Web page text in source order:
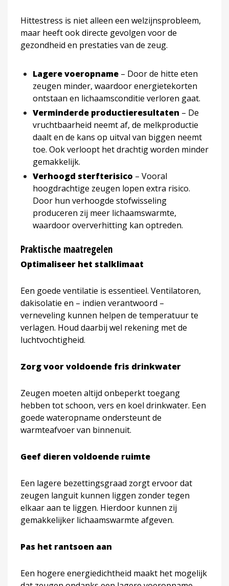
Hittestress is niet alleen een welzijnsprobleem,
maar heeft ook directe gevolgen voor de
gezondheid en prestaties van de zeug.
Lagere voeropname – Door de hitte eten
zeugen minder, waardoor energietekorten
ontstaan en lichaamsconditie verloren gaat.
Verminderde productieresultaten – De
vruchtbaarheid neemt af, de melkproductie
daalt en de kans op uitval van biggen neemt
toe. Ook verloopt het drachtig worden minder
gemakkelijk.
Verhoogd sterfterisico – Vooral
hoogdrachtige zeugen lopen extra risico.
Door hun verhoogde stofwisseling
produceren zij meer lichaamswarmte,
waardoor oververhitting kan optreden.
Praktische maatregelen
Optimaliseer het stalklimaat
Een goede ventilatie is essentieel. Ventilatoren,
dakisolatie en – indien verantwoord –
verneveling kunnen helpen de temperatuur te
verlagen. Houd daarbij wel rekening met de
luchtvochtigheid.
Zorg voor voldoende fris drinkwater
Zeugen moeten altijd onbeperkt toegang
hebben tot schoon, vers en koel drinkwater. Een
goede wateropname ondersteunt de
warmteafvoer van binnenuit.
Geef dieren voldoende ruimte
Een lagere bezettingsgraad zorgt ervoor dat
zeugen languit kunnen liggen zonder tegen
elkaar aan te liggen. Hierdoor kunnen zij
gemakkelijker lichaamswarmte afgeven.
Pas het rantsoen aan
Een hogere energiedichtheid maakt het mogelijk